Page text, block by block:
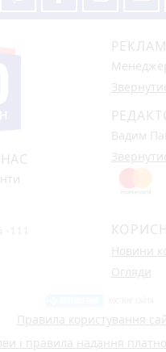
Вадим
Новини
Огляди
Правила користування
і правила надання